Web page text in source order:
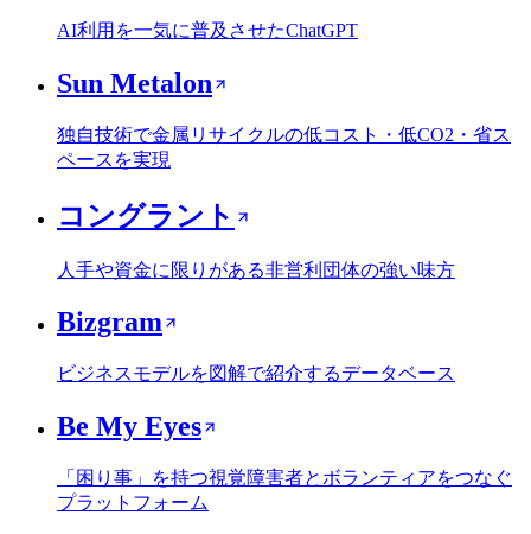
AI利用を一気に普及させたChatGPT
Sun Metalon
独自技術で金属リサイクルの低コスト・低CO2・省ス
ペースを実現
コングラント
人手や資金に限りがある非営利団体の強い味方
Bizgram
ビジネスモデルを図解で紹介するデータベース
Be My Eyes
「困り事」を持つ視覚障害者とボランティアをつなぐ
プラットフォーム